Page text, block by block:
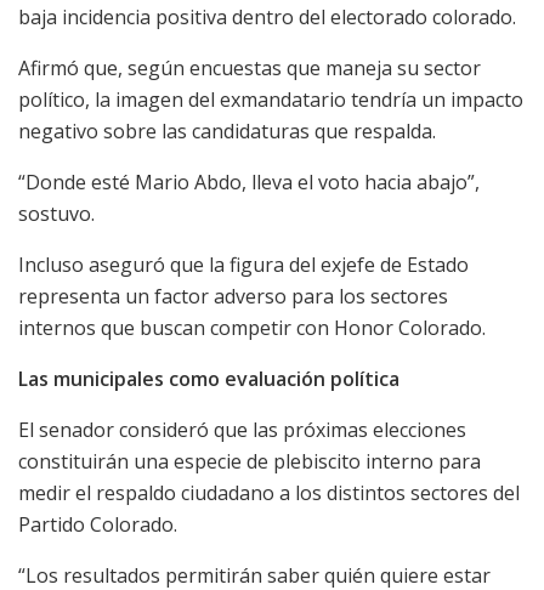
baja incidencia positiva dentro del electorado colorado.
Afirmó que, según encuestas que maneja su sector
político, la imagen del exmandatario tendría un impacto
negativo sobre las candidaturas que respalda.
“Donde esté Mario Abdo, lleva el voto hacia abajo”,
sostuvo.
Incluso aseguró que la figura del exjefe de Estado
representa un factor adverso para los sectores
internos que buscan competir con Honor Colorado.
Las municipales como evaluación política
El senador consideró que las próximas elecciones
constituirán una especie de plebiscito interno para
medir el respaldo ciudadano a los distintos sectores del
Partido Colorado.
“Los resultados permitirán saber quién quiere estar